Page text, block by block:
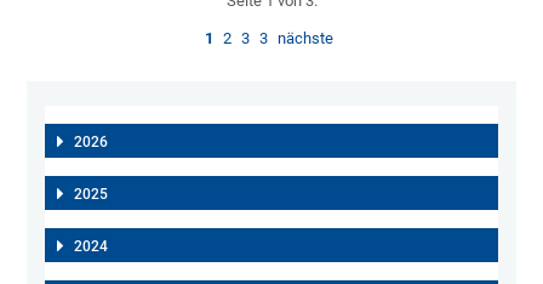
1 2 3 3 nächste
2026
2025
2024